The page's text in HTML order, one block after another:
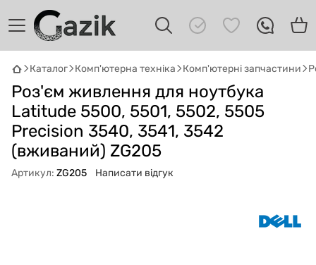
Каталог Комп'ютерна техніка Комп'ютерні запчастини
Роз'єм живлення для ноутбука
Latitude 5500, 5501, 5502, 5505
Precision 3540, 3541, 3542
(вживаний) ZG205
Артикул: ZG205 Написати відгук
Онлайн · пошук техніки
Привіт! 👋 Я Gazik AI — допоможу
підібрати вживану комп'ютерну техніку.
Що шукаєш?